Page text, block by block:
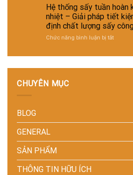
tiết
kiệm
năng
lượng
cho
máy
Giải
pháp
sấy
ổn
định,
thành
loại
sản
phẩm
khác
nhau
Giải
cho
hợp
cảm
biến
độ
ẩm
độ
Hệ thống sấy tuần
nhiệt – Giải pháp tiết
định chất lượng sấy
Chức năng bình luận bị tắtở
nhiệt
CHUYÊN MỤC
BLOG
GENERAL
SẢN PHẨM
THÔNG TIN HỮU ÍCH